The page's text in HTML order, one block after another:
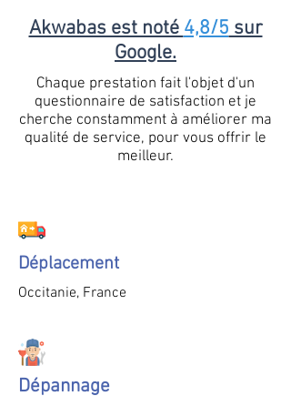
Akwabas est noté 4,8/5 sur
Google.
Chaque prestation fait l'objet d'un
questionnaire de satisfaction et je
cherche constamment à améliorer ma
qualité de service, pour vous offrir le
meilleur.
Déplacement
Occitanie, France
Dépannage